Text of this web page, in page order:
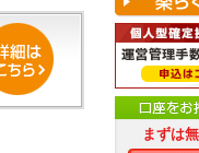
まずは